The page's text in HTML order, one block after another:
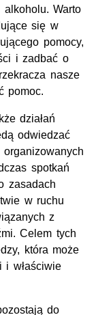
Warto
się w
pomocy,
i zadbać o
nasze
pomoc.
działań
odwiedzać
spotkań
zasadach
w ruchu
z
Celem tych
która może
i właściwie
do